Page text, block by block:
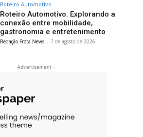
Roteiro Automotivo
Roteiro Automotivo: Explorando a
conexão entre mobilidade,
gastronomia e entretenimento
Redação Frota News - 7 de agosto de 2026
- Advertisement -